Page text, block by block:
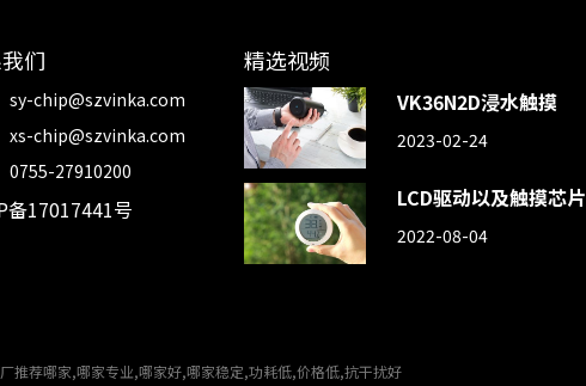
们
sy-chip@szvinka.com
xs-chip@szvinka.com
0755-27910200
备17017441号
精选视频
VK36N2D浸水触摸
2023-02-24
LCD驱动以及触摸芯片
2022-08-04
推荐哪家,哪家专业,哪家好,哪家稳定,功耗低,价格低,抗干扰好